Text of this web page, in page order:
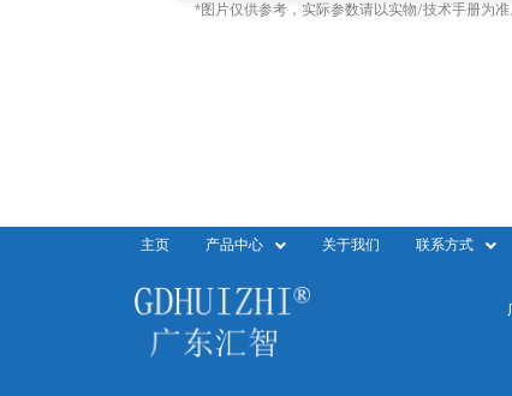
*图片仅供参考，实际参数请以实物/技术手册为准
主页 产品中心 关于我们 联系方式